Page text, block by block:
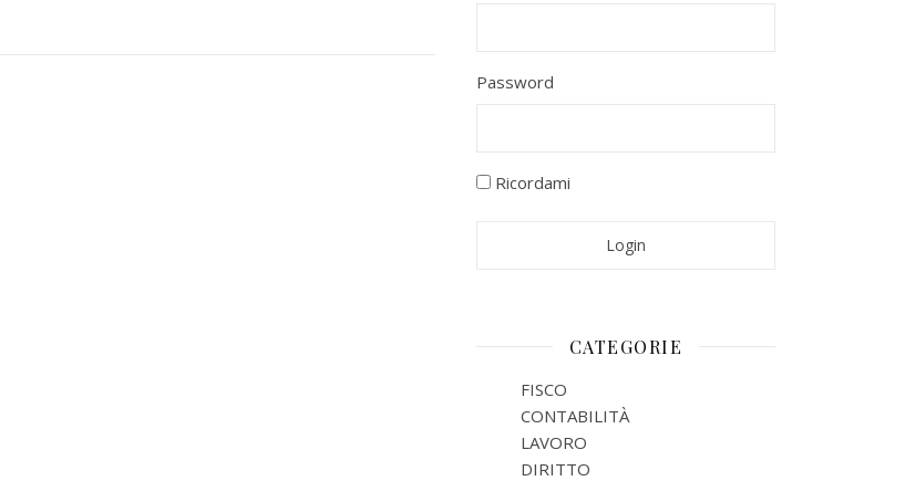
Password
Ricordami
CATEGORIE
FISCO
CONTABILITÀ
LAVORO
DIRITTO